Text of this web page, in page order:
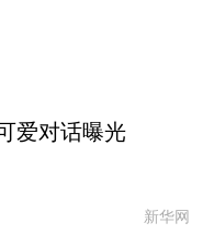
爱对话曝光
新华网